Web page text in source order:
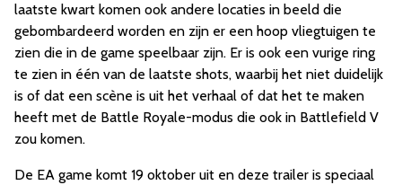
laatste kwart komen ook andere locaties in beeld die
gebombardeerd worden en zijn er een hoop vliegtuigen te
zien die in de game speelbaar zijn. Er is ook een vurige ring
te zien in één van de laatste shots, waarbij het niet duidelijk
is of dat een scène is uit het verhaal of dat het te maken
heeft met de Battle Royale-modus die ook in Battlefield V
zou komen.
De EA game komt 19 oktober uit en deze trailer is speciaal